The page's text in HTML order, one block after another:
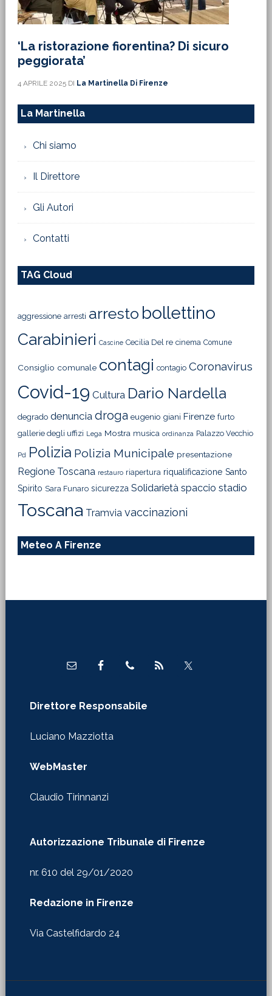
‘La ristorazione fiorentina? Di sicuro
peggiorata’
4 APRILE 2025DI La Martinella Di Firenze
La Martinella
Chi siamo
Il Direttore
Gli Autori
Contatti
TAG Cloud
aggressione arresti arresto bollettino
Carabinieri Cascine Cecilia Del re cinema Comune
Consiglio comunale contagi contagio Coronavirus
Covid-19 Cultura Dario Nardella
degrado denuncia droga eugenio giani Firenze furto
gallerie degli uffizi Lega Mostra musica ordinanza Palazzo Vecchio
Pd Polizia Polizia Municipale presentazione
Regione Toscana restauro riapertura riqualificazione Santo
Spirito Sara Funaro sicurezza Solidarietà spaccio stadio
Toscana Tramvia vaccinazioni
Meteo A Firenze
Direttore Responsabile
Luciano Mazziotta
WebMaster
Claudio Tirinnanzi
Autorizzazione Tribunale di Firenze
nr. 610 del 29/01/2020
Redazione in Firenze
Via Castelfidardo 24